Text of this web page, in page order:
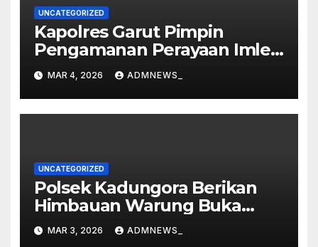
UNCATEGORIZED
Kapolres Garut Pimpin
Pengamanan Perayaan Imlek
dan Malam Cap Go Meh
2577/2026 di Vihara Dharma
Loka
MAR 4, 2026 ADMNEWS_
UNCATEGORIZED
Polsek Kadungora Berikan
Himbauan Warung Buka
Siang Hari
MAR 3, 2026 ADMNEWS_